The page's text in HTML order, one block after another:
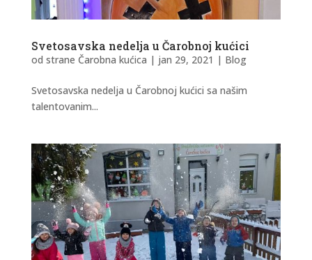
Svetosavska nedelja u Čarobnoj kućici
od strane Čarobna kućica | jan 29, 2021 | Blog
Svetosavska nedelja u Čarobnoj kućici sa našim
talentovanim...